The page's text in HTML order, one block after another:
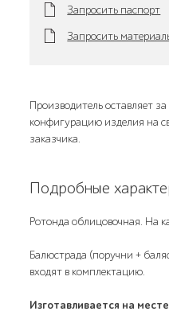
Запросить паспорт
Запросить
Производитель оставляет
конфигурацию изделия на
заказчика.
Подробные
Ротонда облицовочная. На
Балюстрада (поручни +
входят в комплектацию.
Изготавливается на